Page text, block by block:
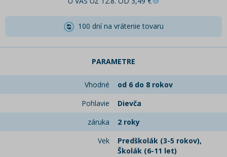
100 dní na vrátenie tovaru
PARAMETRE
Vhodné
od 6 do 8 rokov
Pohlavie
Dievča
záruka
2 roky
Vek
Predškolák (3-5 rokov),
Školák (6-11 let)